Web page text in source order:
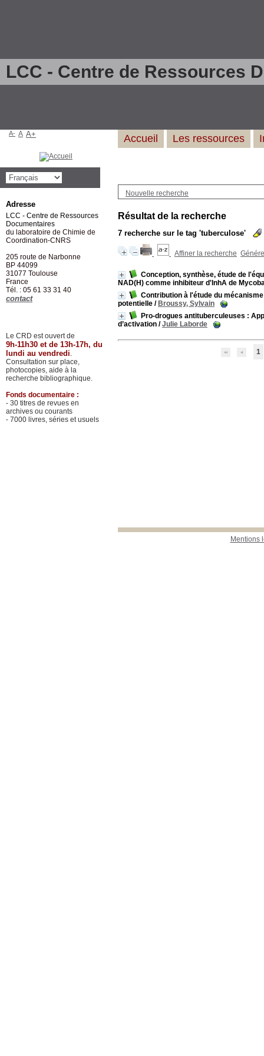
LCC - Centre de Ressources
Nouvelle recherche
Résultat de la recherche
7 recherche sur le tag 'tuberculose'
Affiner la recherche
Conception, synthèse, étude de
NAD(H) comme inhibiteur d'InhA de
Contribution à l'étude du
potentielle / Broussy, Sylvain
Pro-drogues antituberculeuses :
d’activation /Julie Laborde
1
Mentions
Accueil Les ressources
A- A A+
Adresse
LCC - Centre de Ressources
Documentaires
du laboratoire de Chimie de
Coordination-CNRS
205 route de Narbonne
BP 44099
31077 Toulouse
France
Tél. : 05 61 33 31 40
contact
Le CRD est ouvert de
9h-11h30 et de 13h-17h, du
lundi au vendredi.
Consultation sur place,
photocopies, aide à la
recherche bibliographique.
Fonds documentaire :
- 30 titres de revues en
archives ou courants
- 7000 livres, séries et usuels